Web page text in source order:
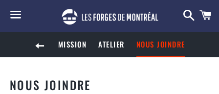
Search
BACK TO SITE NAVIGATION
MISSION ATELIER NOUS JOINDRE
NOUS JOINDRE